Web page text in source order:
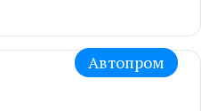
Автопром